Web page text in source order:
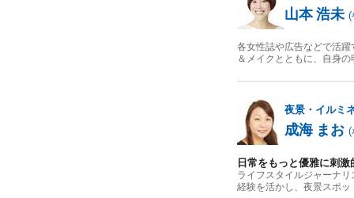
山本 浩未 (
各女性誌や広告などで活
＆メイクとともに、自身
夜景・イルミ
成海 まお (
日常をもっと優雅に刺
ライフスタイルジャーナ
経験を活かし、夜景スポ